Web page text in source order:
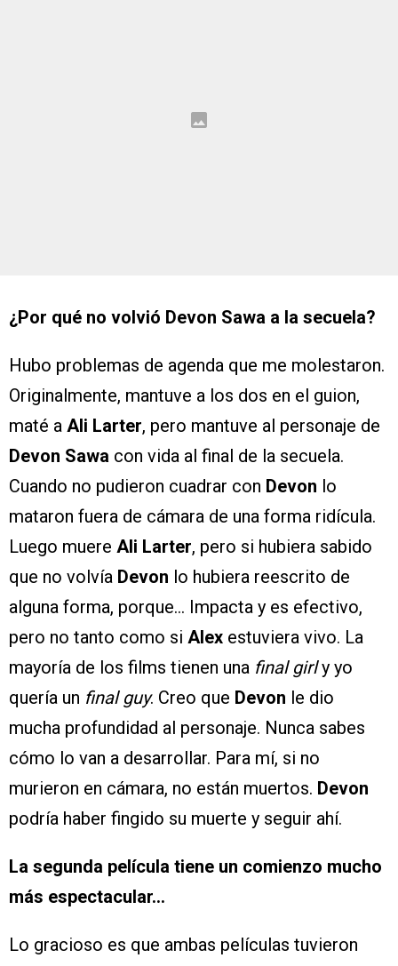
¿Por qué no volvió Devon Sawa a la secuela?
Hubo problemas de agenda que me molestaron.
Originalmente, mantuve a los dos en el guion,
maté a Ali Larter, pero mantuve al personaje de
Devon Sawa con vida al final de la secuela.
Cuando no pudieron cuadrar con Devon lo
mataron fuera de cámara de una forma ridícula.
Luego muere Ali Larter, pero si hubiera sabido
que no volvía Devon lo hubiera reescrito de
alguna forma, porque… Impacta y es efectivo,
pero no tanto como si Alex estuviera vivo. La
mayoría de los films tienen una final girly yo
quería un final guy. Creo que Devon le dio
mucha profundidad al personaje. Nunca sabes
cómo lo van a desarrollar. Para mí, si no
murieron en cámara, no están muertos. Devon
podría haber fingido su muerte y seguir ahí.
La segunda película tiene un comienzo mucho
más espectacular…
Lo gracioso es que ambas películas tuvieron